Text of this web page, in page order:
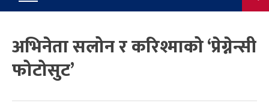
अभिनेता सलोन र करिश्माको ‘प्रेग्नेन्सी
फोटोसुट’